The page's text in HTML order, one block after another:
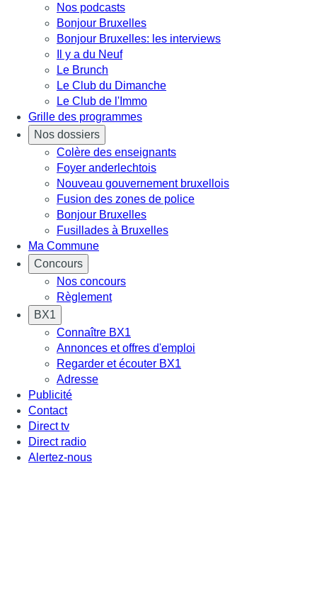
Nos podcasts
Bonjour Bruxelles
Bonjour Bruxelles: les interviews
Il y a du Neuf
Le Brunch
Le Club du Dimanche
Le Club de l'Immo
Grille des programmes
Nos dossiers
Colère des enseignants
Foyer anderlechtois
Nouveau gouvernement bruxellois
Fusion des zones de police
Bonjour Bruxelles
Fusillades à Bruxelles
Ma Commune
Concours
Nos concours
Règlement
BX1
Connaître BX1
Annonces et offres d'emploi
Regarder et écouter BX1
Adresse
Publicité
Contact
Direct tv
Direct radio
Alertez-nous